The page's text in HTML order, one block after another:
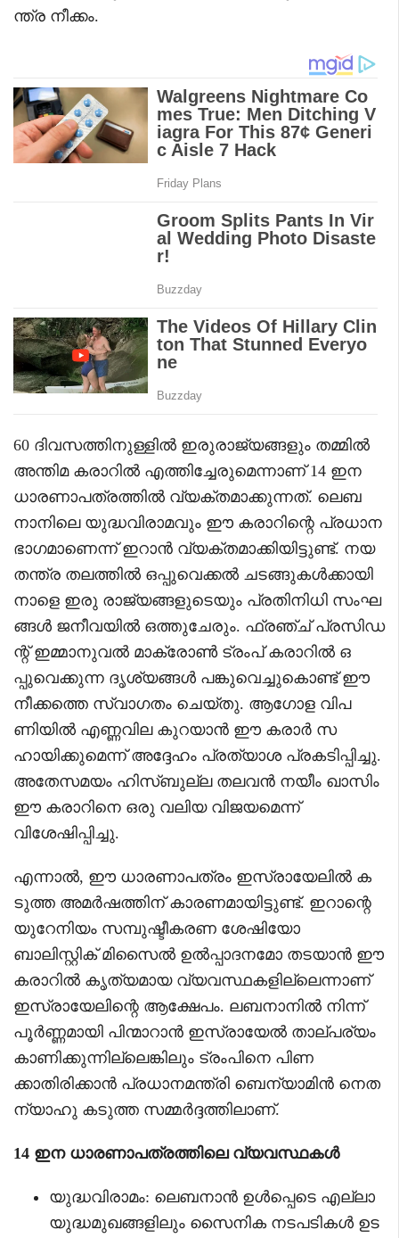
ന്ത്ര നീക്കം.
60 ദിവസത്തിനുള്ളിൽ ഇരുരാജ്യങ്ങളും തമ്മിൽ
അന്തിമ കരാറിൽ എത്തിച്ചേരുമെന്നാണ് 14 ഇന
ധാരണാപത്രത്തിൽ വ്യക്തമാക്കുന്നത്. ലെബ
നാനിലെ യുദ്ധവിരാമവും ഈ കരാറിന്റെ പ്രധാന
ഭാഗമാണെന്ന് ഇറാൻ വ്യക്തമാക്കിയിട്ടുണ്ട്. നയ
തന്ത്ര തലത്തിൽ ഒപ്പുവെക്കൽ ചടങ്ങുകൾക്കായി
നാളെ ഇരു രാജ്യങ്ങളുടെയും പ്രതിനിധി സംഘ
ങ്ങൾ ജനീവയിൽ ഒത്തുചേരും. ഫ്രഞ്ച് പ്രസിഡ
ന്റ് ഇമ്മാനുവൽ മാക്രോൺ ട്രംപ് കരാറിൽ ഒ
പ്പുവെക്കുന്ന ദൃശ്യങ്ങൾ പങ്കുവെച്ചുകൊണ്ട് ഈ
നീക്കത്തെ സ്വാഗതം ചെയ്തു. ആഗോള വിപ
ണിയിൽ എണ്ണവില കുറയാൻ ഈ കരാർ സ
ഹായിക്കുമെന്ന് അദ്ദേഹം പ്രത്യാശ പ്രകടിപ്പിച്ചു.
അതേസമയം ഹിസ്ബുല്ല തലവൻ നയീം ഖാസിം
ഈ കരാറിനെ ഒരു വലിയ വിജയമെന്ന്
വിശേഷിപ്പിച്ചു.
എന്നാൽ, ഈ ധാരണാപത്രം ഇസ്രായേലിൽ ക
ടുത്ത അമർഷത്തിന് കാരണമായിട്ടുണ്ട്. ഇറാന്റെ
യുറേനിയം സമ്പുഷ്ടീകരണ ശേഷിയോ
ബാലിസ്റ്റിക് മിസൈൽ ഉൽപ്പാദനമോ തടയാൻ ഈ
കരാറിൽ കൃത്യമായ വ്യവസ്ഥകളില്ലെന്നാണ്
ഇസ്രായേലിന്റെ ആക്ഷേപം. ലബനാനിൽ നിന്ന്
പൂർണ്ണമായി പിന്മാറാൻ ഇസ്രായേൽ താല്പര്യം
കാണിക്കുന്നില്ലെങ്കിലും ട്രംപിനെ പിണ
ക്കാതിരിക്കാൻ പ്രധാനമന്ത്രി ബെന്യാമിൻ നെത
ന്യാഹു കടുത്ത സമ്മർദ്ദത്തിലാണ്.
14 ഇന ധാരണാപത്രത്തിലെ വ്യവസ്ഥകൾ
യുദ്ധവിരാമം: ലെബനാൻ ഉൾപ്പെടെ എല്ലാ
യുദ്ധമുഖങ്ങളിലും സൈനിക നടപടികൾ ഉട